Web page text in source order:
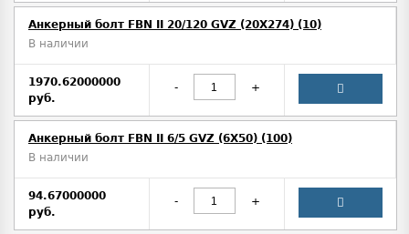
Анкерный болт FBN II 20/120 GVZ (20X274) (10)
В наличии
1970.62000000
руб.
- +
Анкерный болт FBN II 6/5 GVZ (6X50) (100)
В наличии
94.67000000
руб.
- +